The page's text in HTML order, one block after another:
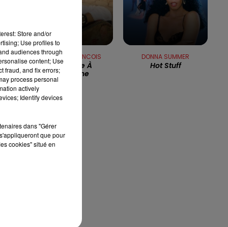
16h00 - 19h00
LE JUKEBOX RDL
FREDERIC FRANCOIS
Je T'aime À
L'italienne
DONNA SUMMER
Hot Stuff
Store and/or
Use profiles to
audiences through
content; Use
fraud, and fix errors;
process personal
actively
Identify devices
dans "Gérer
que pour
cookies" situé en